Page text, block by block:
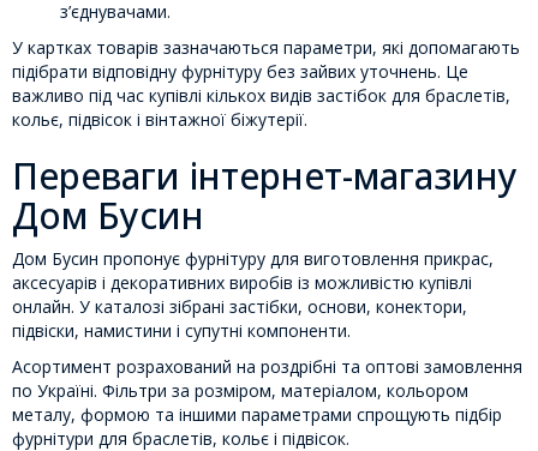
з’єднувачами.
У картках товарів зазначаються параметри, які допомагають
підібрати відповідну фурнітуру без зайвих уточнень. Це
важливо під час купівлі кількох видів застібок для браслетів,
кольє, підвісок і вінтажної біжутерії.
Переваги інтернет-магазину
Дом Бусин
Дом Бусин пропонує фурнітуру для виготовлення прикрас,
аксесуарів і декоративних виробів із можливістю купівлі
онлайн. У каталозі зібрані застібки, основи, конектори,
підвіски, намистини і супутні компоненти.
Асортимент розрахований на роздрібні та оптові замовлення
по Україні. Фільтри за розміром, матеріалом, кольором
металу, формою та іншими параметрами спрощують підбір
фурнітури для браслетів, кольє і підвісок.